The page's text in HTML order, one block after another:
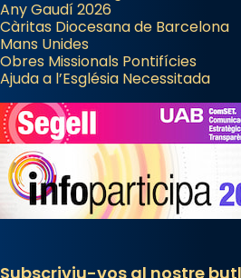
Any Gaudí 2026
Càritas Diocesana de Barcelona
Mans Unides
Obres Missionals Pontifícies
Ajuda a l’Església Necessitada
Subscriviu-vos al nostre